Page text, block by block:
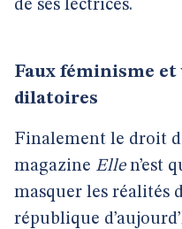
de ses lectrices.
Faux féminisme et
dilatoires
Finalement le droit
magazine Ellen’est
masquer les réalités
république